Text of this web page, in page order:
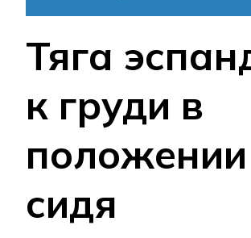
Тяга
к груди в
положении
сидя